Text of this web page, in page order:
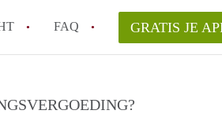
FAQ GRATIS JE